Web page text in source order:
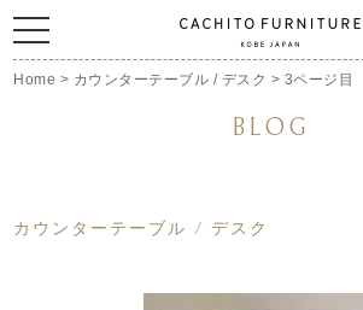
Home > カウンターテーブル / デスク > 3ページ目
BLOG
カウンターテーブル / デスク